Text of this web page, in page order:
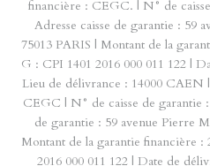
financière : CEGC. | N° de
Adresse caisse de garantie : 59
75013 PARIS | Montant de la
G : CPI 1401 2016 000 011 122 |
Lieu de délivrance : 14000 CAEN
CEGC | N° de caisse de garantie :
de garantie : 59 avenue Pierre
Montant de la garantie financière :
2016 000 011 122 | Date de